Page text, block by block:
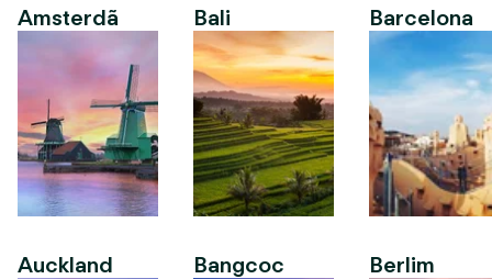
Amsterdã
Auckland
Bali
Bangcoc
Barcelona
Berlim